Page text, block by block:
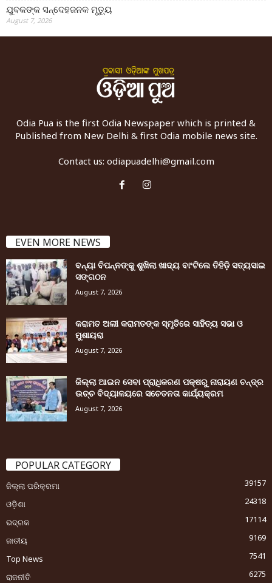
ଯୁବକଙ୍କ ସନ୍ଦେହଜନକ ମୃତ୍ୟୁ
August 7, 2026
Odia Pua is the first Odia Newspaper which is printed &
Published from New Delhi & first Odia mobile news site.
Contact us: odiapuadelhi@gmail.com
EVEN MORE NEWS
ବନ୍ୟା ବିପନ୍ନଙ୍କୁ ଶୁଖିଲା ଖାଦ୍ୟ ବାଂଟିଲେ ତିହିଡି଼ ସତ୍ୟସାଇ
ସଙ୍ଗଠନ
August 7, 2026
କରାମତ ଅଲୀ କରାମତଙ୍କ ସ୍ମୃତିରେ ସାହିତ୍ୟ ସଭା ଓ
ମୁଶାୟରା
August 7, 2026
ଜିଲ୍ଲା ଆଇନ ସେବା ପ୍ରାଧିକରଣ ପକ୍ଷରୁ ନାରାୟଣ ଚନ୍ଦ୍ର
ଉଚ୍ଚ ବିଦ୍ୟାଳୟରେ ସଚେତନତା କାର୍ଯ୍ୟକ୍ରମ
August 7, 2026
POPULAR CATEGORY
ଜିଲ୍ଲା ପରିକ୍ରମା
39157
ଓଡ଼ିଶା
24318
ଭଦ୍ରକ
17114
ଜାତୀୟ
9169
Top News
7541
ରାଜନୀତି
6275